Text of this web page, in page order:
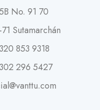
No. 91 70
Sutamarchán
853 9318
296 5427